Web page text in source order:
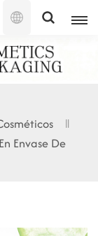
Español
Envase De